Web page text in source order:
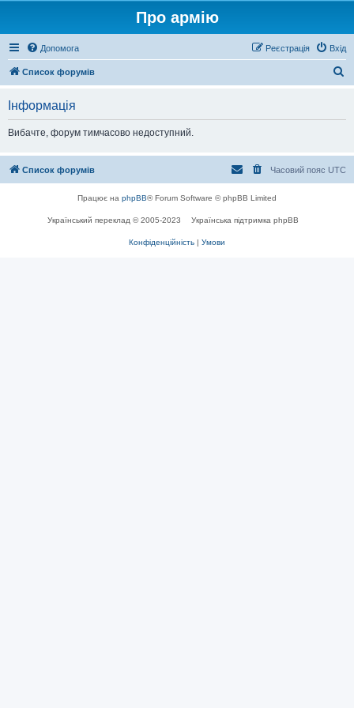
Про армію
Допомога Вхід
Реєстрація
Список форумів
Інформація
Вибачте, форум тимчасово недоступний.
Список форумів Часовий пояс UTC
Працює на phpBB® Forum Software © phpBB Limited
Український переклад © 2005-2023 Українська підтримка phpBB
Конфіденційність | Умови